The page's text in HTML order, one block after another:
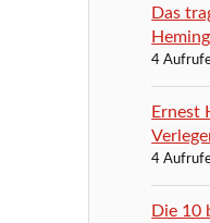
Das
4
Ernest
4
Die 10